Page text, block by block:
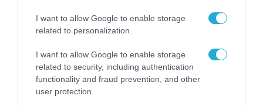
I want to allow Google to enable storage
related to personalization.
I want to allow Google to enable storage
related to security, including authentication
functionality and fraud prevention, and other
user protection.